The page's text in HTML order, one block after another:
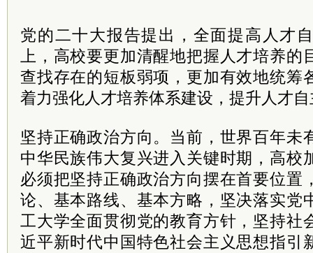
党的二十大报告提出，全面提高人才
上，高校要更加清醒地把握人才培养的
查找存在的短板弱项，更加有效地统筹
着力强化人才培养体系建设，提升人才
坚持正确政治方向。当前，世界百年未
中华民族伟大复兴进入关键时期，高校
必须把坚持正确政治方向摆在首要位置
论、基本路线、基本方略，坚决落实党
工大学全面贯彻党的教育方针，坚持社
近平新时代中国特色社会主义思想指引